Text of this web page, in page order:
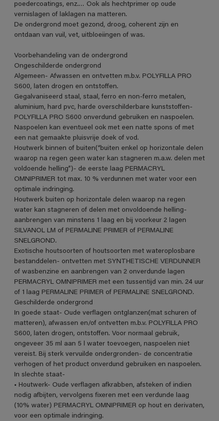
poedercoatings, enz.… Ook als hechtprimer op oude
vernislagen of laklagen na matteren.
De ondergrond moet gezond, droog, coherent zijn en
ontdaan van vuil, vet, uitbloeiingen of was.
Voorbehandeling van de ondergrond
Ongeschilderde ondergrond
Algemeen- Afwassen en ontvetten m.b.v. POLYFILLA PRO
S600, laten drogen en ontstoffen.
Gegalvaniseerd staal, staal, ferro en non-ferro metalen,
aluminium, hard pvc, harde overschilderbare kunststoffen-
POLYFILLA PRO S600 onverdund gebruiken en naspoelen.
Naspoelen kan eventueel ook met een natte spons of met
een nat gemaakte pluisvrije doek of vod.
Houtwerk binnen of buiten(“buiten enkel op horizontale delen
waarop na regen geen water kan stagneren m.a.w. delen met
voldoende helling”)- de eerste laag PERMACRYL
OMNIPRIMER tot max. 10 % verdunnen met water voor een
optimale indringing.
Houtwerk buiten op horizontale delen waarop na regen
water kan stagneren of delen met onvoldoende helling-
aanbrengen van minstens 1 laag en bij voorkeur 2 lagen
SILVANOL LM of PERMALINE PRIMER of PERMALINE
SNELGROND.
Exotische houtsoorten of houtsoorten met wateroplosbare
bestanddelen- ontvetten met SYNTHETISCHE VERDUNNER
of wasbenzine en aanbrengen van 2 onverdunde lagen
PERMACRYL OMNIPRIMER met een tussentijd van min. 24 uur
of 1 laag PERMALINE PRIMER of PERMALINE SNELGROND.
Geschilderde ondergrond
In goede staat- Oude verflagen ontglanzen(mat schuren of
matteren), afwassen en/of ontvetten m.b.v. POLYFILLA PRO
S600, laten drogen, ontstoffen. Voor normaal gebruik,
ongeveer 35 ml aan 5 l water toevoegen, naspoelen niet
vereist. Bij sterk vervuilde ondergronden- de concentratie
verhogen of het product onverdund gebruiken en naspoelen.
In slechte staat-
• Houtwerk- Oude verflagen afkrabben, afsteken of indien
nodig afbijten, vervolgens fixeren met een verdunde laag
(10% water) PERMACRYL OMNIPRIMER op hout en derivaten,
voor een optimale indringing.